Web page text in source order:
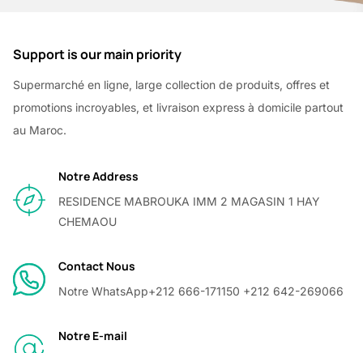
Support is our main priority
Supermarché en ligne, large collection de produits, offres et
promotions incroyables, et livraison express à domicile partout
au Maroc.
Notre Address
RESIDENCE MABROUKA IMM 2 MAGASIN 1 HAY
CHEMAOU
Contact Nous
Notre WhatsApp+212 666-171150 +212 642-269066
Notre E-mail